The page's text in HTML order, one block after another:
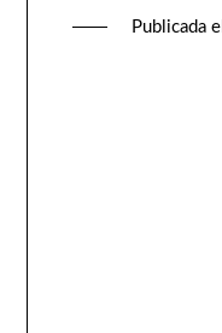
Publicada el